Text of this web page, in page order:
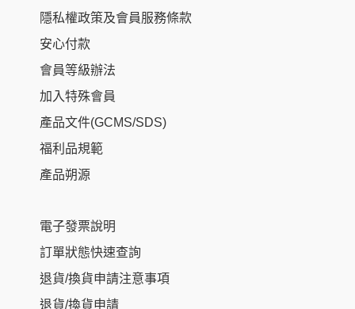
隱私權政策及會員服務條款
安心付款
會員等級辦法
加入特殊會員
產品文件(GCMS/SDS)
福利品規範
產品朔源
電子發票說明
訂單狀態快速查詢
退貨/換貨申請注意事項
退貨/換貨申請